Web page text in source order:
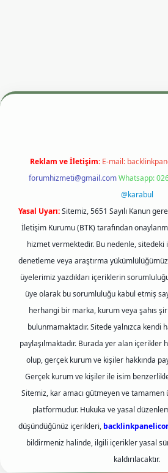
betexper.xyzm elexbet
Reklam ve İletişim: E-mail:
forumhizmeti@gmail.comWhatsapp:
@karabul
Yasal Uyarı:Sitemiz, 5651 Sayılı Kanun
İletişim Kurumu (BTK) tarafından
hizmet vermektedir. Bu nedenle,
denetleme veya araştırma
üyelerimiz yazdıkları içeriklerin
üye olarak bu sorumluluğu kabul etmiş
herhangi bir marka, kurum veya şahıs
bulunmamaktadır. Sitede yalnızca kendi
paylaşılmaktadır. Burada yer alan içerikler
olup, gerçek kurum ve kişiler hakkında
Gerçek kurum ve kişiler ile isim
Sitemiz, kar amacı gütmeyen ve tamamen
platformudur. Hukuka ve yasal
düşündüğünüz içerikleri,
bildirmeniz halinde, ilgili içerikler yasal
kaldırılacaktır.